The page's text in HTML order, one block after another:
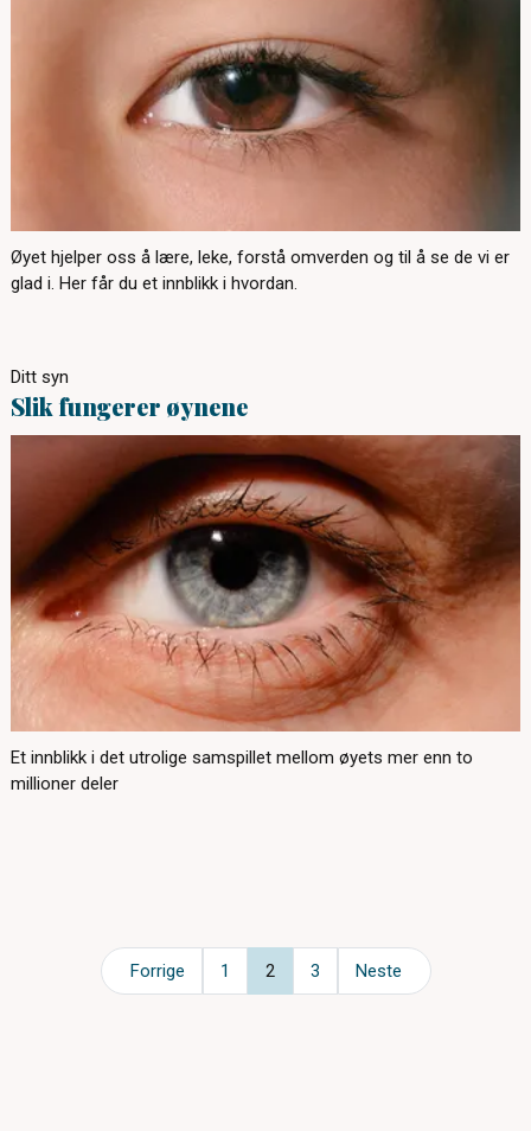
Øyet hjelper oss å lære, leke, forstå omverden og til å se de vi er
glad i. Her får du et innblikk i hvordan.
Ditt syn
Slik fungerer øynene
Et innblikk i det utrolige samspillet mellom øyets mer enn to
millioner deler
Forrige 1 2 3 Neste